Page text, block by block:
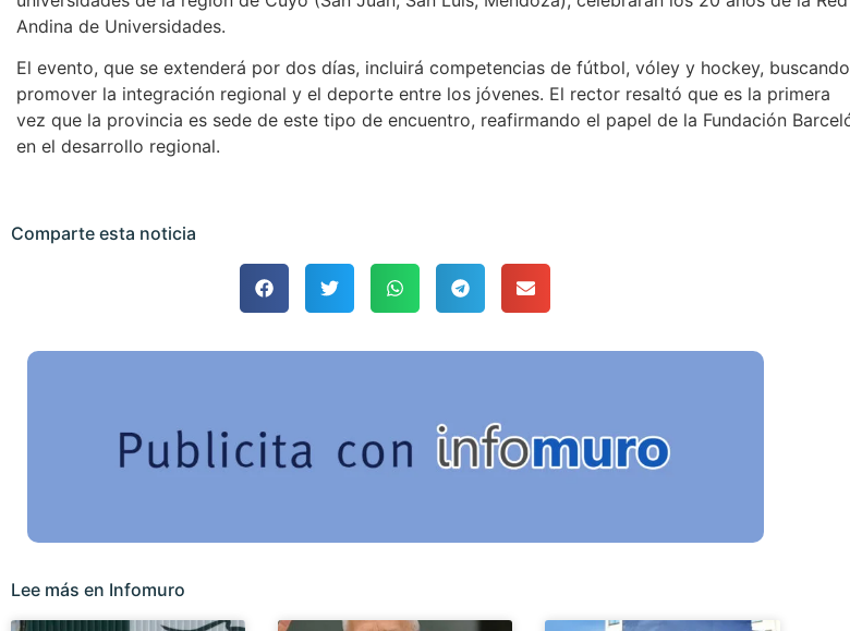
Andina de Universidades.
El evento, que se extenderá por dos días, incluirá competencias de fútbol, vóley y hockey, buscando
promover la integración regional y el deporte entre los jóvenes. El rector resaltó que es la primera
vez que la provincia es sede de este tipo de encuentro, reafirmando el papel de la Fundación
en el desarrollo regional.
Comparte esta noticia
Lee más en Infomuro